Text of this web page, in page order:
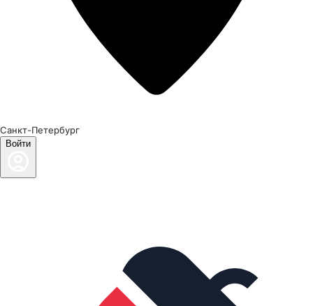
Санкт-Петербург
Войти